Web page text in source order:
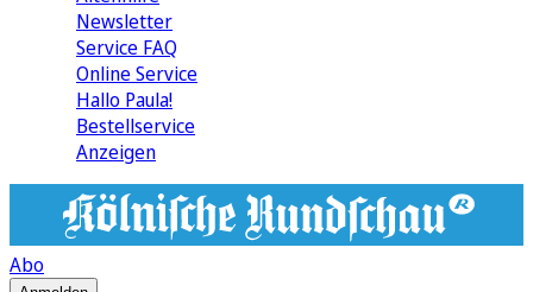
Newsletter
Service FAQ
Online Service
Hallo Paula!
Bestellservice
Anzeigen
Abo